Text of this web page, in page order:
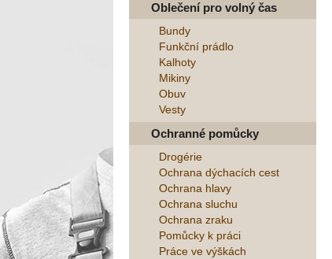
Oblečení pro volný čas
Bundy
Funkční prádlo
Kalhoty
Mikiny
Obuv
Vesty
Ochranné pomůcky
Drogérie
Ochrana dýchacích cest
Ochrana hlavy
Ochrana sluchu
Ochrana zraku
Pomůcky k práci
Práce ve výškách